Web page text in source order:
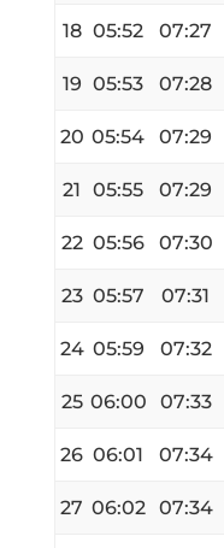
18 05:52 07:27
19 05:53 07:28
20 05:54 07:29
21 05:55 07:29
22 05:56 07:30
23 05:57 07:31
24 05:59 07:32
25 06:00 07:33
26 06:01 07:34
27 06:02 07:34